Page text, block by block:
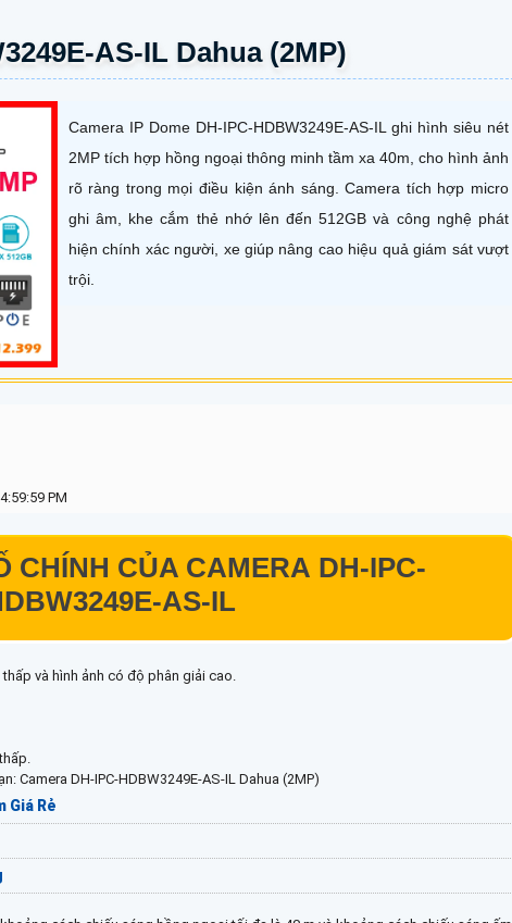
AS-IL Dahua (2MP)
Camera IP Dome DH-IPC-HDBW3249E-AS-IL ghi hình siêu nét
2MP tích hợp hồng ngoại thông minh tầm xa 40m, cho hình ảnh
rõ ràng trong mọi điều kiện ánh sáng. Camera tích hợp micro
ghi âm, khe cắm thẻ nhớ lên đến 512GB và công nghệ phát
hiện chính xác người, xe giúp nâng cao hiệu quả giám sát vượt
trội.
PM
CHÍNH CỦA CAMERA DH-IPC-
AS-IL
và hình ảnh có độ phân giải cao.
Camera DH-IPC-HDBW3249E-AS-IL Dahua (2MP)
Giá Rẻ